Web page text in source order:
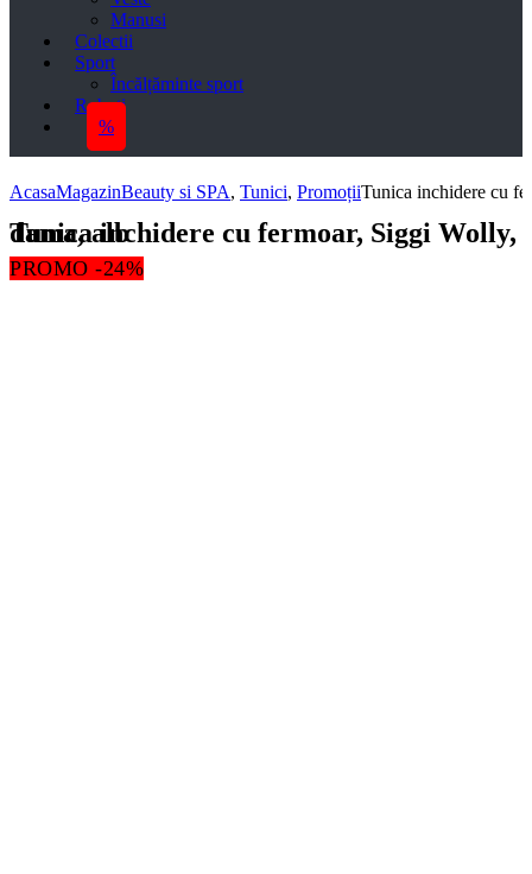
Manusi
Colectii
Sport
Încălțăminte sport
Roboti
%
AcasaMagazinBeauty si SPA, Tunici, PromoțiiTunica inchidere cu
Tunica inchidere cu fermoar, Siggi Wolly, dama, alb
PROMO -24%